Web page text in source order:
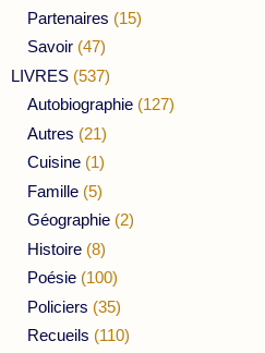
Partenaires (15)
Savoir (47)
LIVRES (537)
Autobiographie (127)
Autres (21)
Cuisine (1)
Famille (5)
Géographie (2)
Histoire (8)
Poésie (100)
Policiers (35)
Recueils (110)